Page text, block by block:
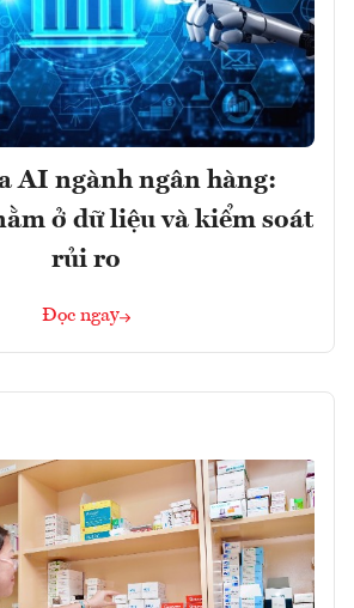
AI ngành ngân hàng:
ở dữ liệu và kiểm soát
rủi ro
Đọc ngay